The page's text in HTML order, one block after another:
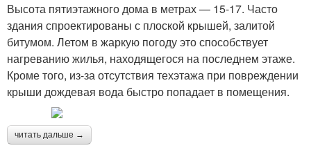
Высота пятиэтажного дома в метрах — 15-17. Часто
здания спроектированы с плоской крышей, залитой
битумом. Летом в жаркую погоду это способствует
нагреванию жилья, находящегося на последнем этаже.
Кроме того, из-за отсутствия техэтажа при повреждении
крыши дождевая вода быстро попадает в помещения.
читать дальше →